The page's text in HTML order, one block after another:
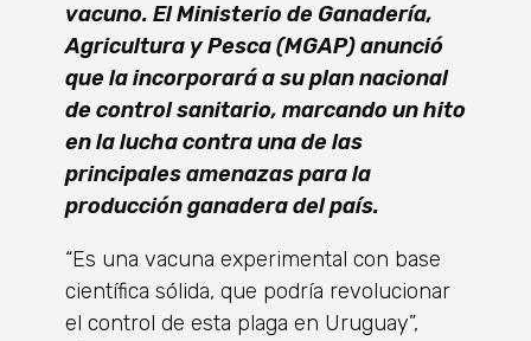
vacuno. El Ministerio de Ganadería,
Agricultura y Pesca (MGAP) anunció
que la incorporará a su plan nacional
de control sanitario, marcando un hito
en la lucha contra una de las
principales amenazas para la
producción ganadera del país.
“Es una vacuna experimental con base
científica sólida, que podría revolucionar
el control de esta plaga en Uruguay”,